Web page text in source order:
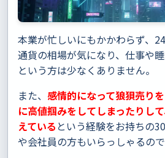
本業が忙しいにもかかわらず、
通貨の相場が気になり、仕事や
という方は少なくありません。
また、 感情的になって狼狽売り
に高値掴みをしてしまったりし
えている という経験をお持ちの
や会社員の方もいらっしゃるの